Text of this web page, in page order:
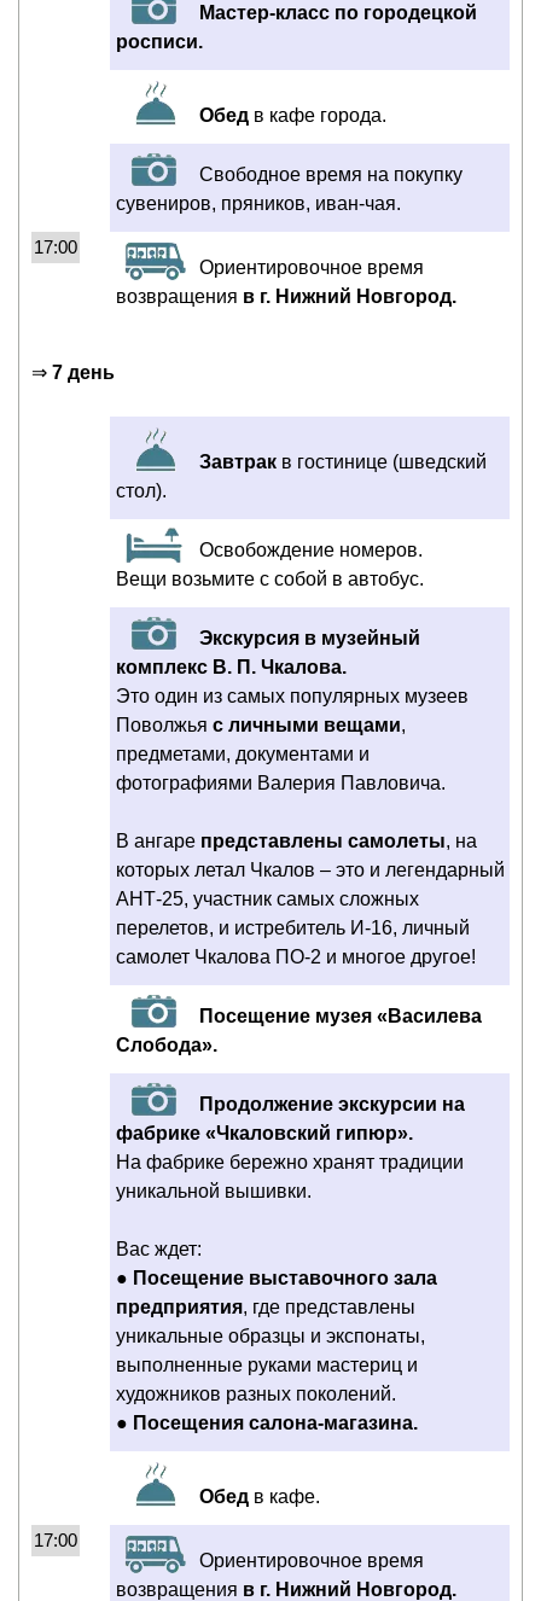
Мастер-класс по городецкой
росписи.
Обед в кафе города.
Свободное время на покупку
сувениров, пряников, иван-чая.
17:00
Ориентировочное время
возвращения в г. Нижний Новгород.
⇒ 7 день
Завтрак в гостинице (шведский
стол).
Освобождение номеров.
Вещи возьмите с собой в автобус.
Экскурсия в музейный
комплекс В. П. Чкалова.
Это один из самых популярных музеев
Поволжья с личными вещами,
предметами, документами и
фотографиями Валерия Павловича.
В ангаре представлены самолеты, на
которых летал Чкалов – это и легендарный
АНТ-25, участник самых сложных
перелетов, и истребитель И-16, личный
самолет Чкалова ПО-2 и многое другое!
Посещение музея «Василева
Слобода».
Продолжение экскурсии на
фабрике «Чкаловский гипюр».
На фабрике бережно хранят традиции
уникальной вышивки.
Вас ждет:
● Посещение выставочного зала
предприятия, где представлены
уникальные образцы и экспонаты,
выполненные руками мастериц и
художников разных поколений.
● Посещения салона-магазина.
Обед в кафе.
17:00
Ориентировочное время
возвращения в г. Нижний Новгород.